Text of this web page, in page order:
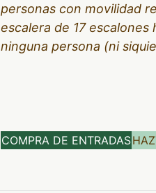
personas con movilidad
escalera de 17
ninguna persona (ni
COMPRA DE ENTRADAS